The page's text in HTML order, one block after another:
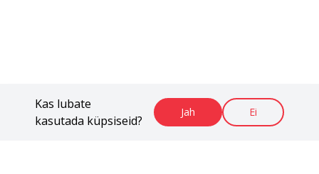
Kas lubate
kasutada küpsiseid?
Jah Ei